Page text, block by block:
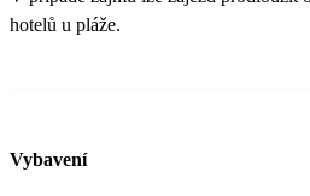
hotelů u pláže.
Vybavení